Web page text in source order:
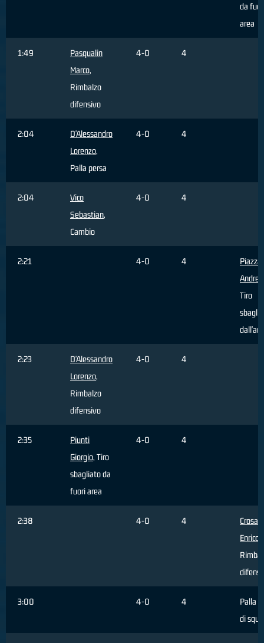
da
area
1:49
Pasqualin
Marco,
Rimbalzo
difensivo
4-0 4
2:04
D'Alessandro
Lorenzo,
Palla persa
4-0 4
2:04
Vico
Sebastian,
Cambio
4-0 4
2:21 4-0 4
Piazza
Andrea
Tiro
2:23
D'Alessandro
Lorenzo,
Rimbalzo
difensivo
4-0 4
2:35
Piunti
Giorgio, Tiro
sbagliato da
fuori area
4-0 4
2:38 4-0 4
Enrico
3:00 4-0 4
Palla
di